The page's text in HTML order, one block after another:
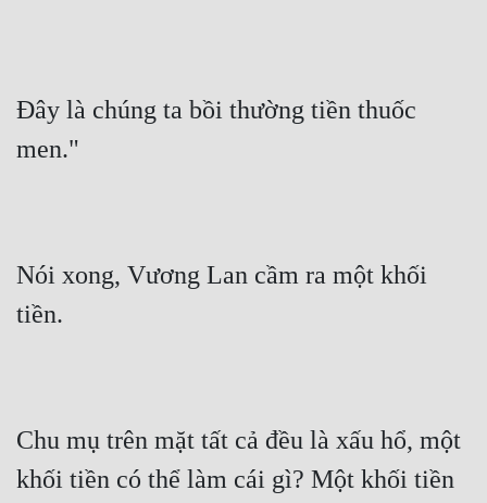
Đây là chúng ta bồi thường tiền thuốc
men."
Nói xong, Vương Lan cầm ra một khối
tiền.
Chu mụ trên mặt tất cả đều là xấu hổ, một
khối tiền có thể làm cái gì? Một khối tiền